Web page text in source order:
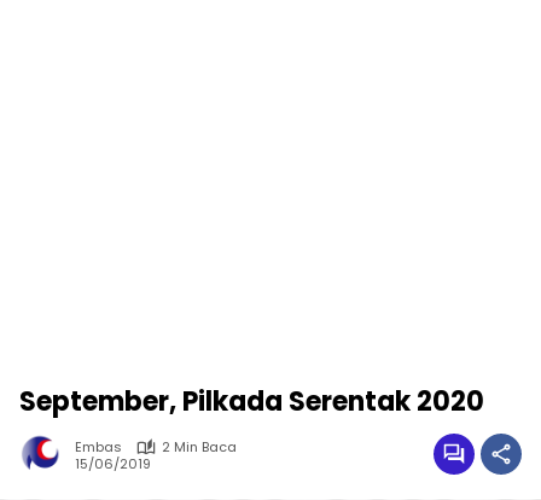
September, Pilkada Serentak 2020
Embas
2 Min Baca
15/06/2019